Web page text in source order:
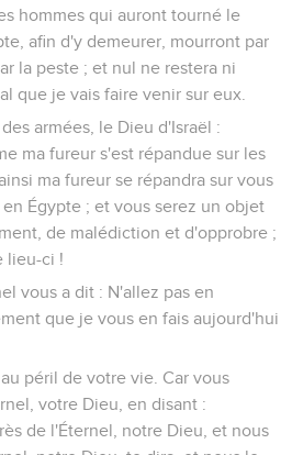
hommes qui auront tourné le
afin d'y demeurer, mourront par
la peste ; et nul ne restera ni
que je vais faire venir sur eux.
armées, le Dieu d'Israël :
ma fureur s'est répandue sur les
ma fureur se répandra sur vous
Égypte ; et vous serez un objet
de malédiction et d'opprobre ;
lieu-ci !
vous a dit : N'allez pas en
que je vous en fais aujourd'hui
péril de votre vie. Car vous
votre Dieu, en disant :
de l'Éternel, notre Dieu, et nous